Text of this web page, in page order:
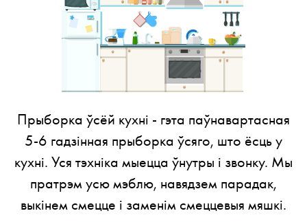
Прыборка ўсёй кухні - гэта паўнавартасная
5-6 гадзінная прыборка ўсяго, што ёсць у
кухні. Уся тэхніка мыецца ўнутры і звонку. Мы
пратрэм усю мэблю, навядзем парадак,
выкінем смецце і заменім смеццевыя мяшкі.